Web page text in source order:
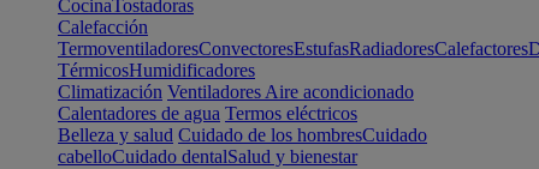
CocinaTostadoras
Calefacción
TermoventiladoresConvectoresEstufasRadiadoresCalefactores
TérmicosHumidificadores
Climatización Ventiladores Aire acondicionado
Calentadores de agua Termos eléctricos
Belleza y salud Cuidado de los hombresCuidado
cabelloCuidado dentalSalud y bienestar